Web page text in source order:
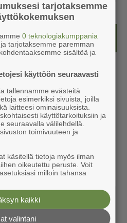
tarjotaksemme
0 teknologiakumppania
tarjotaksemme paremman
sisältöä ja
käyttöön seuraavasti
tallennamme evästeitä
esimerkiksi sivuista, joilla
laitteesi ominaisuuksista.
käyttötarkoituksiin ja
seuraavalla välilehdellä.
toimivuuteen ja
käsitellä tietoja myös ilman
oikeutettu peruste. Voit
milloin tahansa
kaikki
valintani